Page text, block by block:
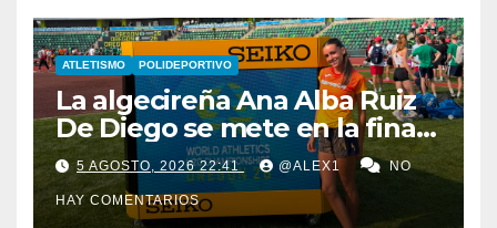
ATLETISMO POLIDEPORTIVO
La algecireña Ana Alba Ruiz
De Diego se mete en la final
del Mundial Sub-20 con el
Relevo Mixto de 4×400
5 AGOSTO, 2026 22:41 @ALEX1 NO
HAY COMENTARIOS